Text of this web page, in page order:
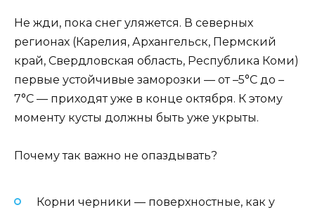
Не жди, пока снег уляжется. В северных
регионах (Карелия, Архангельск, Пермский
край, Свердловская область, Республика Коми)
первые устойчивые заморозки — от –5°C до –
7°C — приходят уже в конце октября. К этому
моменту кусты должны быть уже укрыты.
Почему так важно не опаздывать?
Корни черники — поверхностные, как у